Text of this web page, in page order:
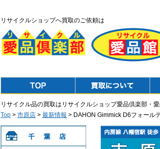
リサイクルショップへ買取のご依頼は
リサイクル品の買取はリサイクルショップ愛品倶楽部・愛
Top > 市原店 > 最新情報 > DAHON Gimmick D6フォール